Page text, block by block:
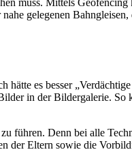
gelegenen
es besser
in der Bildergalerie.
führen. Denn bei alle
Eltern sowie die